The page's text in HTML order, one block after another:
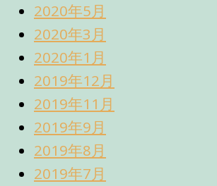
2020年5月
2020年3月
2020年1月
2019年12月
2019年11月
2019年9月
2019年8月
2019年7月